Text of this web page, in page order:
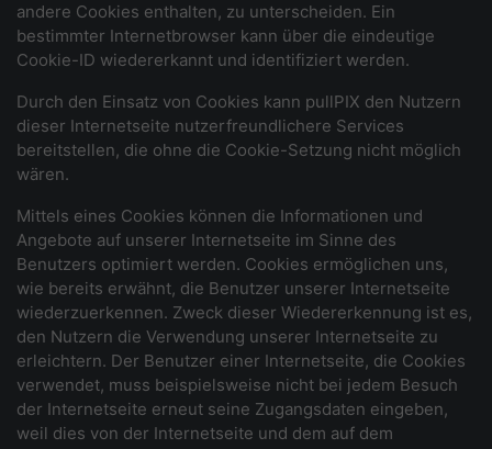
andere Cookies enthalten, zu unterscheiden. Ein
bestimmter Internetbrowser kann über die eindeutige
Cookie-ID wiedererkannt und identifiziert werden.
Durch den Einsatz von Cookies kann pullPIX den Nutzern
dieser Internetseite nutzerfreundlichere Services
bereitstellen, die ohne die Cookie-Setzung nicht möglich
wären.
Mittels eines Cookies können die Informationen und
Angebote auf unserer Internetseite im Sinne des
Benutzers optimiert werden. Cookies ermöglichen uns,
wie bereits erwähnt, die Benutzer unserer Internetseite
wiederzuerkennen. Zweck dieser Wiedererkennung ist es,
den Nutzern die Verwendung unserer Internetseite zu
erleichtern. Der Benutzer einer Internetseite, die Cookies
verwendet, muss beispielsweise nicht bei jedem Besuch
der Internetseite erneut seine Zugangsdaten eingeben,
weil dies von der Internetseite und dem auf dem